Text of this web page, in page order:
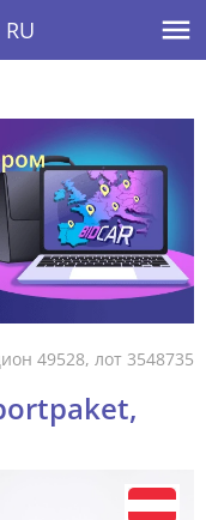
RU
49528, лот 3548735